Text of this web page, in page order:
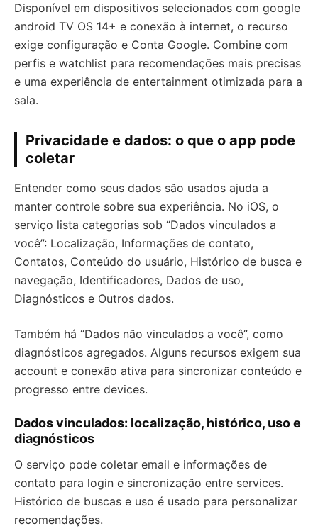
Disponível em dispositivos selecionados com google
android TV OS 14+ e conexão à internet, o recurso
exige configuração e Conta Google. Combine com
perfis e watchlist para recomendações mais precisas
e uma experiência de entertainment otimizada para a
sala.
Privacidade e dados: o que o app pode
coletar
Entender como seus dados são usados ajuda a
manter controle sobre sua experiência. No iOS, o
serviço lista categorias sob “Dados vinculados a
você”: Localização, Informações de contato,
Contatos, Conteúdo do usuário, Histórico de busca e
navegação, Identificadores, Dados de uso,
Diagnósticos e Outros dados.
Também há “Dados não vinculados a você”, como
diagnósticos agregados. Alguns recursos exigem sua
account e conexão ativa para sincronizar conteúdo e
progresso entre devices.
Dados vinculados: localização, histórico, uso e
diagnósticos
O serviço pode coletar email e informações de
contato para login e sincronização entre services.
Histórico de buscas e uso é usado para personalizar
recomendações.